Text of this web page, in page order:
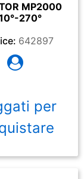
MP2000
270°
642897
per